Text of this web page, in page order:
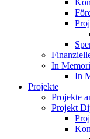
In
In
Projekte
Projekte
Projekt